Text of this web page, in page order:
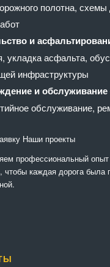
полотна,
и
укладка асфальта,
инфраструктуры
и обслуживание
обслуживание,
Наши проекты
профессиональный
чтобы каждая дорога была